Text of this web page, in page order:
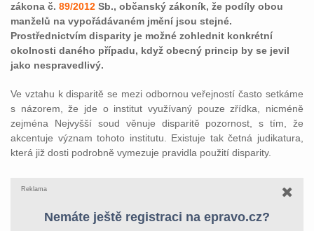
zákona č. 89/2012 Sb., občanský zákoník, že podíly obou
manželů na vypořádávaném jmění jsou stejné.
Prostřednictvím disparity je možné zohlednit konkrétní
okolnosti daného případu, když obecný princip by se jevil
jako nespravedlivý.
Ve vztahu k disparitě se mezi odbornou veřejností často setkáme
s názorem, že jde o institut využívaný pouze zřídka, nicméně
zejména Nejvyšší soud věnuje disparitě pozornost, s tím, že
akcentuje význam tohoto institutu. Existuje tak četná judikatura,
která již dosti podrobně vymezuje pravidla použití disparity.
Reklama
Nemáte ještě registraci na epravo.cz?